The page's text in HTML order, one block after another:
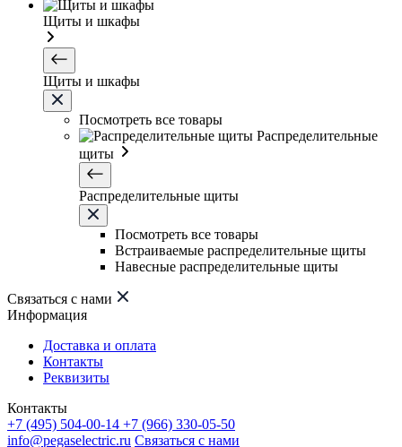
Щиты и шкафы
Щиты и шкафы
Посмотреть все товары
Распределительные
щиты
Распределительные щиты
Посмотреть все товары
Встраиваемые распределительные щиты
Навесные распределительные щиты
Связаться с нами
Информация
Доставка и оплата
Контакты
Реквизиты
Контакты
+7 (495) 504-00-14 +7 (966) 330-05-50
info@pegaselectric.ru Связаться с нами